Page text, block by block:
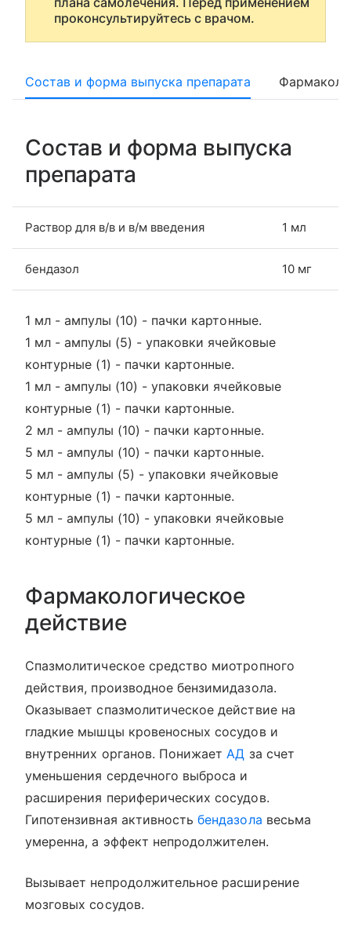
проконсультируйтесь с врачом.
Состав и форма выпуска препарата
Состав и форма выпуска
препарата
Раствор для в/в и в/м введения 1 мл
бендазол 10 мг
1 мл - ампулы (10) - пачки картонные.
1 мл - ампулы (5) - упаковки ячейковые
контурные (1) - пачки картонные.
1 мл - ампулы (10) - упаковки ячейковые
контурные (1) - пачки картонные.
2 мл - ампулы (10) - пачки картонные.
5 мл - ампулы (10) - пачки картонные.
5 мл - ампулы (5) - упаковки ячейковые
контурные (1) - пачки картонные.
5 мл - ампулы (10) - упаковки ячейковые
контурные (1) - пачки картонные.
Фармакологическое
действие
Спазмолитическое средство миотропного
действия, производное бензимидазола.
Оказывает спазмолитическое действие на
гладкие мышцы кровеносных сосудов и
внутренних органов. ПонижаетАД за счет
уменьшения сердечного выброса и
расширения периферических сосудов.
Гипотензивная активностьбендазола весьма
умеренна, а эффект непродолжителен.
Вызывает непродолжительное расширение
мозговых сосудов.